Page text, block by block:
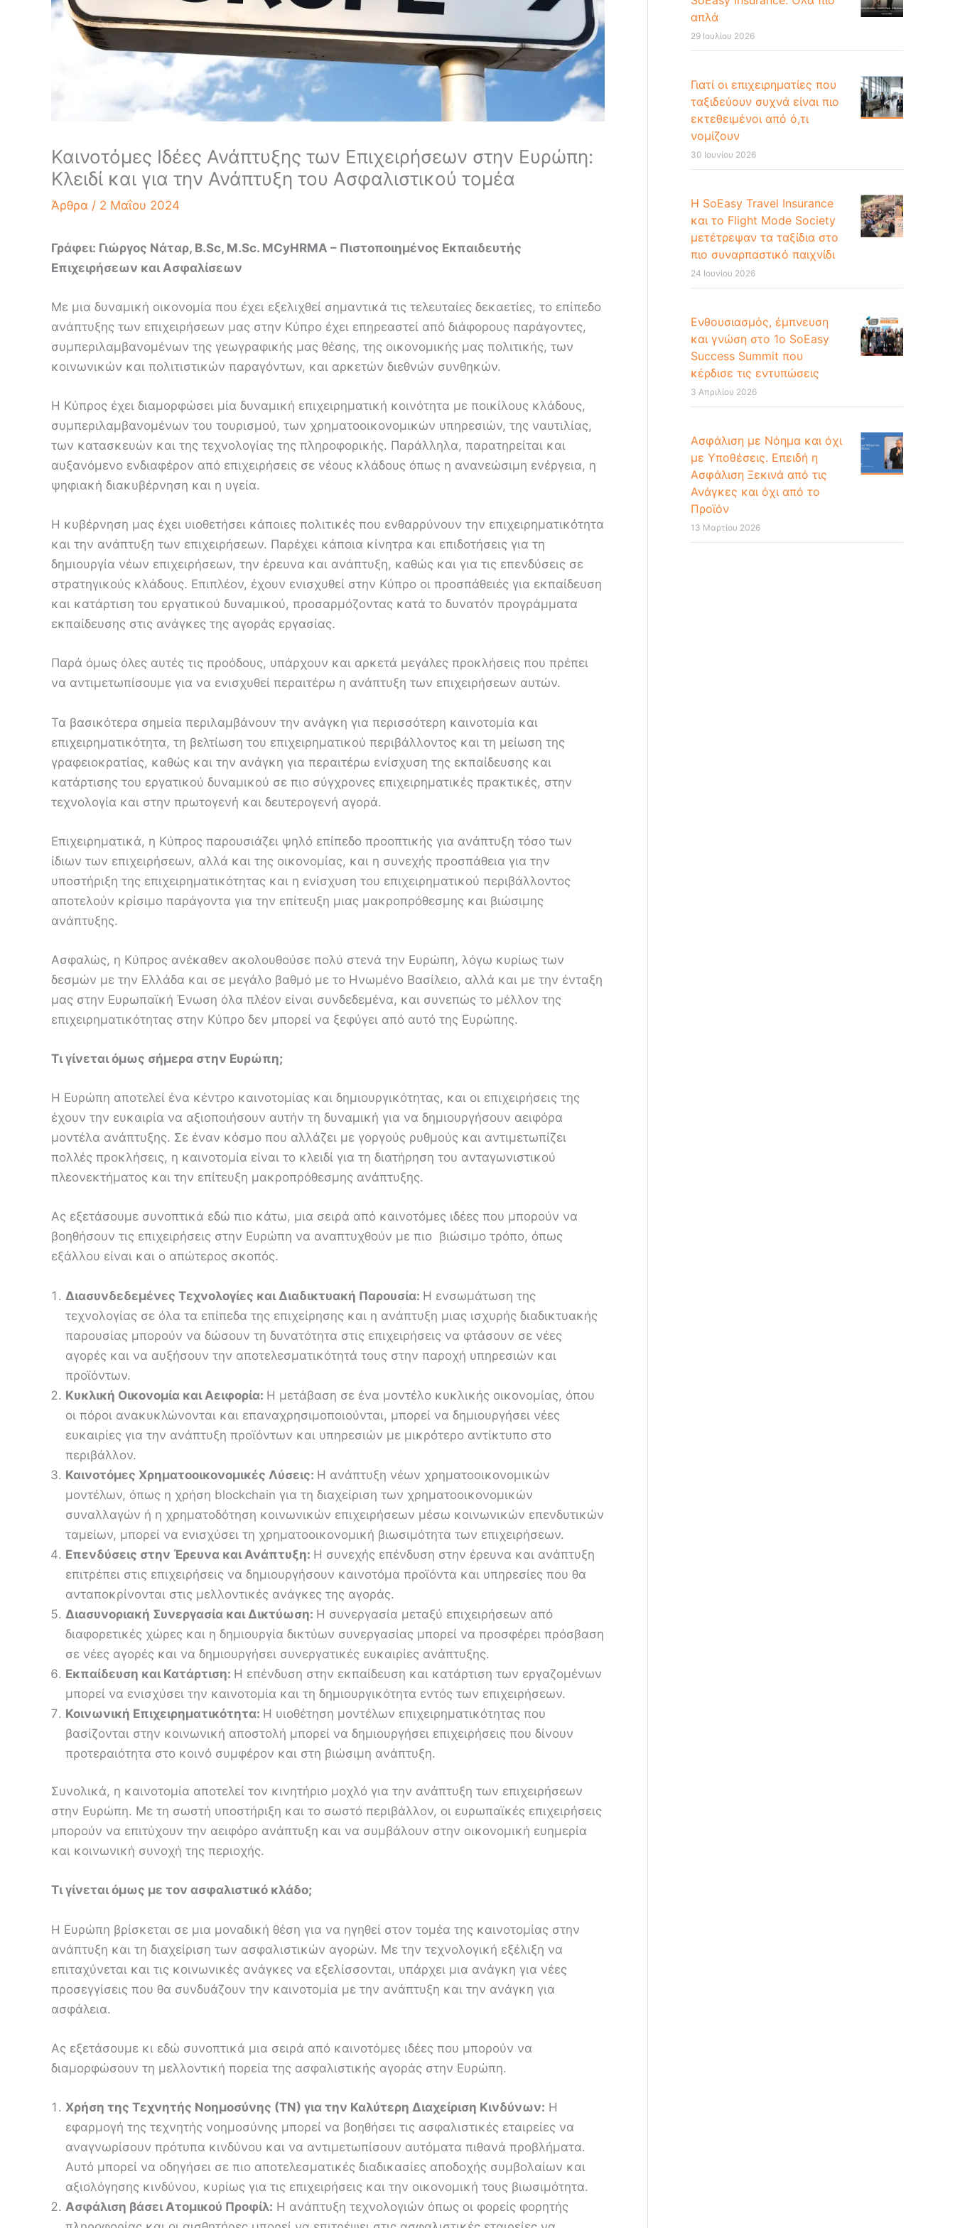
Καινοτόμες Ιδέες Ανάπτυξης των Επιχειρήσεων στην Ευρώπη:
Κλειδί και για την Ανάπτυξη του Ασφαλιστικού τομέα
Άρθρα / 2 Μαΐου 2024
Γράφει: Γιώργος Νάταρ, B.Sc, M.Sc. MCyHRMA – Πιστοποιημένος Εκπαιδευτής
Επιχειρήσεων και Ασφαλίσεων
Με μια δυναμική οικονομία που έχει εξελιχθεί σημαντικά τις τελευταίες δεκαετίες, το επίπεδο
ανάπτυξης των επιχειρήσεων μας στην Κύπρο έχει επηρεαστεί από διάφορους παράγοντες,
συμπεριλαμβανομένων της γεωγραφικής μας θέσης, της οικονομικής μας πολιτικής, των
κοινωνικών και πολιτιστικών παραγόντων, και αρκετών διεθνών συνθηκών.
Η Κύπρος έχει διαμορφώσει μία δυναμική επιχειρηματική κοινότητα με ποικίλους κλάδους,
συμπεριλαμβανομένων του τουρισμού, των χρηματοοικονομικών υπηρεσιών, της ναυτιλίας,
των κατασκευών και της τεχνολογίας της πληροφορικής. Παράλληλα, παρατηρείται και
αυξανόμενο ενδιαφέρον από επιχειρήσεις σε νέους κλάδους όπως η ανανεώσιμη ενέργεια, η
ψηφιακή διακυβέρνηση και η υγεία.
Η κυβέρνηση μας έχει υιοθετήσει κάποιες πολιτικές που ενθαρρύνουν την επιχειρηματικότητα
και την ανάπτυξη των επιχειρήσεων. Παρέχει κάποια κίνητρα και επιδοτήσεις για τη
δημιουργία νέων επιχειρήσεων, την έρευνα και ανάπτυξη, καθώς και για τις επενδύσεις σε
στρατηγικούς κλάδους. Επιπλέον, έχουν ενισχυθεί στην Κύπρο οι προσπάθειές για εκπαίδευση
και κατάρτιση του εργατικού δυναμικού, προσαρμόζοντας κατά το δυνατόν προγράμματα
εκπαίδευσης στις ανάγκες της αγοράς εργασίας.
Παρά όμως όλες αυτές τις προόδους, υπάρχουν και αρκετά μεγάλες προκλήσεις που πρέπει
να αντιμετωπίσουμε για να ενισχυθεί περαιτέρω η ανάπτυξη των επιχειρήσεων αυτών.
Τα βασικότερα σημεία περιλαμβάνουν την ανάγκη για περισσότερη καινοτομία και
επιχειρηματικότητα, τη βελτίωση του επιχειρηματικού περιβάλλοντος και τη μείωση της
γραφειοκρατίας, καθώς και την ανάγκη για περαιτέρω ενίσχυση της εκπαίδευσης και
κατάρτισης του εργατικού δυναμικού σε πιο σύγχρονες επιχειρηματικές πρακτικές, στην
τεχνολογία και στην πρωτογενή και δευτερογενή αγορά.
Επιχειρηματικά, η Κύπρος παρουσιάζει ψηλό επίπεδο προοπτικής για ανάπτυξη τόσο των
ίδιων των επιχειρήσεων, αλλά και της οικονομίας, και η συνεχής προσπάθεια για την
υποστήριξη της επιχειρηματικότητας και η ενίσχυση του επιχειρηματικού περιβάλλοντος
αποτελούν κρίσιμο παράγοντα για την επίτευξη μιας μακροπρόθεσμης και βιώσιμης
ανάπτυξης.
Ασφαλώς, η Κύπρος ανέκαθεν ακολουθούσε πολύ στενά την Ευρώπη, λόγω κυρίως των
δεσμών με την Ελλάδα και σε μεγάλο βαθμό με το Ηνωμένο Βασίλειο, αλλά και με την ένταξη
μας στην Ευρωπαϊκή Ένωση όλα πλέον είναι συνδεδεμένα, και συνεπώς το μέλλον της
επιχειρηματικότητας στην Κύπρο δεν μπορεί να ξεφύγει από αυτό της Ευρώπης.
Τι γίνεται όμως σήμερα στην Ευρώπη;
Η Ευρώπη αποτελεί ένα κέντρο καινοτομίας και δημιουργικότητας, και οι επιχειρήσεις της
έχουν την ευκαιρία να αξιοποιήσουν αυτήν τη δυναμική για να δημιουργήσουν αειφόρα
μοντέλα ανάπτυξης. Σε έναν κόσμο που αλλάζει με γοργούς ρυθμούς και αντιμετωπίζει
πολλές προκλήσεις, η καινοτομία είναι το κλειδί για τη διατήρηση του ανταγωνιστικού
πλεονεκτήματος και την επίτευξη μακροπρόθεσμης ανάπτυξης.
Ας εξετάσουμε συνοπτικά εδώ πιο κάτω, μια σειρά από καινοτόμες ιδέες που μπορούν να
βοηθήσουν τις επιχειρήσεις στην Ευρώπη να αναπτυχθούν με πιο βιώσιμο τρόπο, όπως
εξάλλου είναι και ο απώτερος σκοπός.
Διασυνδεδεμένες Τεχνολογίες και Διαδικτυακή Παρουσία: Η ενσωμάτωση της
τεχνολογίας σε όλα τα επίπεδα της επιχείρησης και η ανάπτυξη μιας ισχυρής διαδικτυακής
παρουσίας μπορούν να δώσουν τη δυνατότητα στις επιχειρήσεις να φτάσουν σε νέες
αγορές και να αυξήσουν την αποτελεσματικότητά τους στην παροχή υπηρεσιών και
προϊόντων.
Κυκλική Οικονομία και Αειφορία: Η μετάβαση σε ένα μοντέλο κυκλικής οικονομίας, όπου
οι πόροι ανακυκλώνονται και επαναχρησιμοποιούνται, μπορεί να δημιουργήσει νέες
ευκαιρίες για την ανάπτυξη προϊόντων και υπηρεσιών με μικρότερο αντίκτυπο στο
περιβάλλον.
Καινοτόμες Χρηματοοικονομικές Λύσεις: Η ανάπτυξη νέων χρηματοοικονομικών
μοντέλων, όπως η χρήση blockchain για τη διαχείριση των χρηματοοικονομικών
συναλλαγών ή η χρηματοδότηση κοινωνικών επιχειρήσεων μέσω κοινωνικών επενδυτικών
ταμείων, μπορεί να ενισχύσει τη χρηματοοικονομική βιωσιμότητα των επιχειρήσεων.
Επενδύσεις στην Έρευνα και Ανάπτυξη: Η συνεχής επένδυση στην έρευνα και ανάπτυξη
επιτρέπει στις επιχειρήσεις να δημιουργήσουν καινοτόμα προϊόντα και υπηρεσίες που θα
ανταποκρίνονται στις μελλοντικές ανάγκες της αγοράς.
Διασυνοριακή Συνεργασία και Δικτύωση: Η συνεργασία μεταξύ επιχειρήσεων από
διαφορετικές χώρες και η δημιουργία δικτύων συνεργασίας μπορεί να προσφέρει πρόσβαση
σε νέες αγορές και να δημιουργήσει συνεργατικές ευκαιρίες ανάπτυξης.
Εκπαίδευση και Κατάρτιση: Η επένδυση στην εκπαίδευση και κατάρτιση των εργαζομένων
μπορεί να ενισχύσει την καινοτομία και τη δημιουργικότητα εντός των επιχειρήσεων.
Κοινωνική Επιχειρηματικότητα: Η υιοθέτηση μοντέλων επιχειρηματικότητας που
βασίζονται στην κοινωνική αποστολή μπορεί να δημιουργήσει επιχειρήσεις που δίνουν
προτεραιότητα στο κοινό συμφέρον και στη βιώσιμη ανάπτυξη.
Συνολικά, η καινοτομία αποτελεί τον κινητήριο μοχλό για την ανάπτυξη των επιχειρήσεων
στην Ευρώπη. Με τη σωστή υποστήριξη και το σωστό περιβάλλον, οι ευρωπαϊκές επιχειρήσεις
μπορούν να επιτύχουν την αειφόρο ανάπτυξη και να συμβάλουν στην οικονομική ευημερία
και κοινωνική συνοχή της περιοχής.
Τι γίνεται όμως με τον ασφαλιστικό κλάδο;
Η Ευρώπη βρίσκεται σε μια μοναδική θέση για να ηγηθεί στον τομέα της καινοτομίας στην
ανάπτυξη και τη διαχείριση των ασφαλιστικών αγορών. Με την τεχνολογική εξέλιξη να
επιταχύνεται και τις κοινωνικές ανάγκες να εξελίσσονται, υπάρχει μια ανάγκη για νέες
προσεγγίσεις που θα συνδυάζουν την καινοτομία με την ανάπτυξη και την ανάγκη για
ασφάλεια.
Ας εξετάσουμε κι εδώ συνοπτικά μια σειρά από καινοτόμες ιδέες που μπορούν να
διαμορφώσουν τη μελλοντική πορεία της ασφαλιστικής αγοράς στην Ευρώπη.
Χρήση της Τεχνητής Νοημοσύνης (ΤΝ) για την Καλύτερη Διαχείριση Κινδύνων: Η
εφαρμογή της τεχνητής νοημοσύνης μπορεί να βοηθήσει τις ασφαλιστικές εταιρείες να
αναγνωρίσουν πρότυπα κινδύνου και να αντιμετωπίσουν αυτόματα πιθανά προβλήματα.
Αυτό μπορεί να οδηγήσει σε πιο αποτελεσματικές διαδικασίες αποδοχής συμβολαίων και
αξιολόγησης κινδύνου, κυρίως για τις επιχειρήσεις και την οικονομική τους βιωσιμότητα.
Ασφάλιση βάσει Ατομικού Προφίλ: Η ανάπτυξη τεχνολογιών όπως οι φορείς φορητής
απλά
29 Ιουλίου 2026
Γιατί οι επιχειρηματίες που
ταξιδεύουν συχνά είναι πιο
εκτεθειμένοι από ό,τι
νομίζουν
30 Ιουνίου 2026
Η SoEasy Travel Insurance
και το Flight Mode Society
μετέτρεψαν τα ταξίδια στο
πιο συναρπαστικό παιχνίδι
24 Ιουνίου 2026
Ενθουσιασμός, έμπνευση
και γνώση στο 1ο SoEasy
Success Summit που
κέρδισε τις εντυπώσεις
3 Απριλίου 2026
Ασφάλιση με Νόημα και όχι
με Υποθέσεις. Επειδή η
Ασφάλιση Ξεκινά από τις
Ανάγκες και όχι από το
Προϊόν
13 Μαρτίου 2026